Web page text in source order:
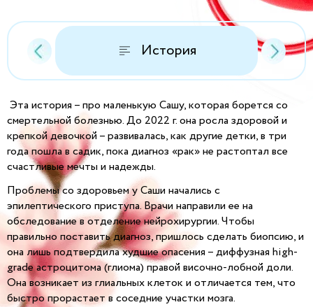
История
Эта история – про маленькую Сашу, которая борется со
смертельной болезнью. До 2022 г. она росла здоровой и
крепкой девочкой – развивалась, как другие детки, в три
года пошла в садик, пока диагноз «рак» не растоптал все
счастливые мечты и надежды.
Проблемы со здоровьем у Саши начались с
эпилептического приступа. Врачи направили ее на
обследование в отделение нейрохирургии. Чтобы
правильно поставить диагноз, пришлось сделать биопсию, и
она лишь подтвердила худшие опасения –диффузная high-
grade астроцитома (глиома) правой височно-лобной доли.
Она возникает из глиальных клеток и отличается тем, что
быстро прорастает в соседние участки мозга.